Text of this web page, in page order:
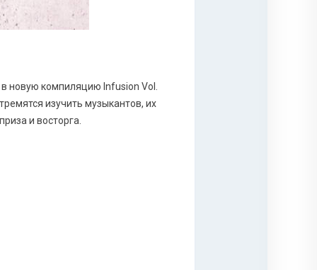
новую компиляцию Infusion Vol.
изучить музыкантов, их
и восторга.